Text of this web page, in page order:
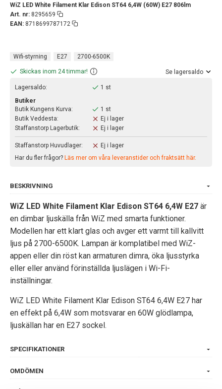
WiZ LED White Filament Klar Edison ST64 6,4W (60W) E27 806lm
Art. nr: 8295659
EAN: 8718699787172
Wifi-styrning E27 2700-6500K
Skickas inom 24 timmar! Se lagersaldo
Lagersaldo:
1 st
Butiker
Butik Kungens Kurva:
1 st
Butik Veddesta:
Ej i lager
Staffanstorp Lagerbutik:
Ej i lager
Staffanstorp Huvudlager:
Ej i lager
Har du fler frågor? Läs mer om våra leveranstider och fraktsätt här.
BESKRIVNING
WiZ LED White Filament Klar Edison ST64 6,4W E27 är
en dimbar ljuskälla från WiZ med smarta funktioner.
Modellen har ett klart glas och avger ett varmt till kallvitt
ljus på 2700-6500K. Lampan är komplatibel med WiZ-
appen eller din röst kan armaturen dimra, öka ljusstyrka
eller eller använd förinställda ljuslägen i Wi-Fi-
inställningar.
WiZ LED White Filament Klar Edison ST64 6,4W E27 har
en effekt på 6,4W som motsvarar en 60W glödlampa,
ljuskällan har en E27 sockel.
SPECIFIKATIONER
OMDÖMEN